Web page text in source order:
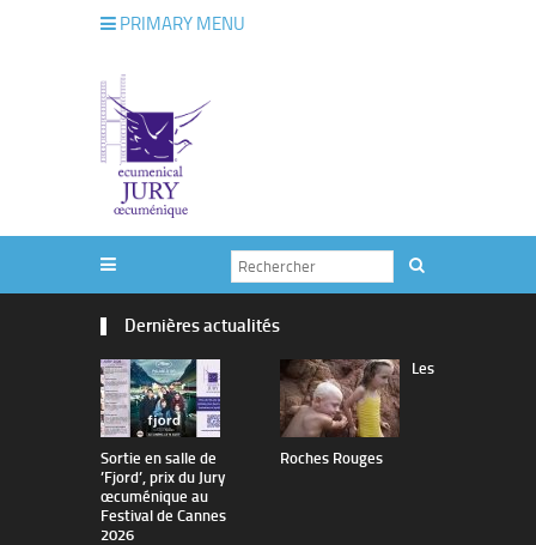
PRIMARY MENU
Dernières actualités
Sortie en salle de
’Fjord’, prix du Jury
œcuménique au
Festival de Cannes
2026
Les
Roches Rouges